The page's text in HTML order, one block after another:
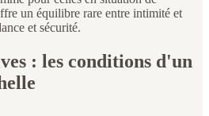
un équilibre rare entre intimité et
et sécurité.
: les conditions d'un